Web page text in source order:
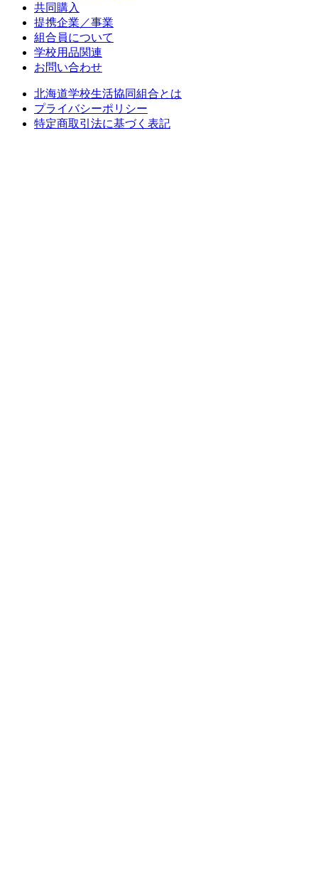
共同購入
提携企業／事業
組合員について
学校用品関連
お問い合わせ
北海道学校生活協同組合とは
プライバシーポリシー
特定商取引法に基づく表記